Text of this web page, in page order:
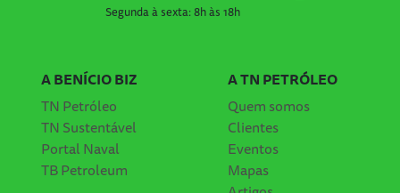
Segunda à sexta: 8h às 18h
A BENÍCIO BIZ
TN Petróleo
TN Sustentável
Portal Naval
TB Petroleum
A TN PETRÓLEO
Quem somos
Clientes
Eventos
Mapas